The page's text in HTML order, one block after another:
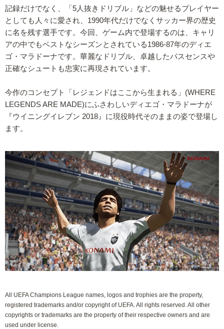
記録だけでなく、「5人抜きドリブル」などの魅せるプレイヤー
としても人々に愛され、1990年代だけでなくサッカー界の歴史
に名を残す選手です。今回、ゲーム内で登場するのは、キャリ
アの中でもベストなシーズンとされている1986-87年のディエ
ゴ・マラドーナです。華麗なドリブル、卓越したパスセンスや
正確なシュートも忠実に再現されています。
今作のコンセプト「レジェンドはここから生まれる」(WHERE
LEGENDS ARE MADE)にふさわしいディエゴ・マラドーナが
『ウイニングイレブン 2018』に現役時代そのままの姿で登場し
ます。
All UEFA Champions League names, logos and trophies are the property,
registered trademarks and/or copyright of UEFA. All rights reserved. All other
copyrights or trademarks are the property of their respective owners and are
used under license.